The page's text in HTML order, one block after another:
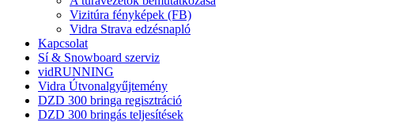
Vizitúra fényképek (FB)
Vidra Strava edzésnapló
Kapcsolat
Sí & Snowboard szerviz
vidRUNNING
Vidra Útvonalgyűjtemény
DZD 300 bringa regisztráció
DZD 300 bringás teljesítések